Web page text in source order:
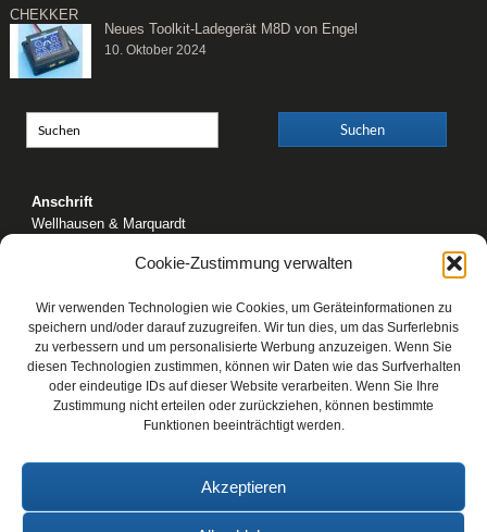
Cookie-Zustimmung verwalten
Wir verwenden Technologien wie Cookies, um Geräteinformationen zu
speichern und/oder darauf zuzugreifen. Wir tun dies, um das Surferlebnis
zu verbessern und um personalisierte Werbung anzuzeigen. Wenn Sie
diesen Technologien zustimmen, können wir Daten wie das Surfverhalten
oder eindeutige IDs auf dieser Website verarbeiten. Wenn Sie Ihre
Zustimmung nicht erteilen oder zurückziehen, können bestimmte
Funktionen beeinträchtigt werden.
Akzeptieren
Neues Toolkit-Ladegerät M8D von Engel
10. Oktober 2024
Anschrift
Wellhausen & Marquardt
Mundsburger Damm 6
Kontakt
Telefon: 0 40 / 42 91 77-0
E-Mail:post@wm-medien.de
Web:www.wm-medien.de